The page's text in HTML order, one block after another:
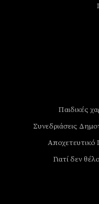
Παιδικές
Συνεδριάσεις
Αποχετευτικό
Γιατί δεν